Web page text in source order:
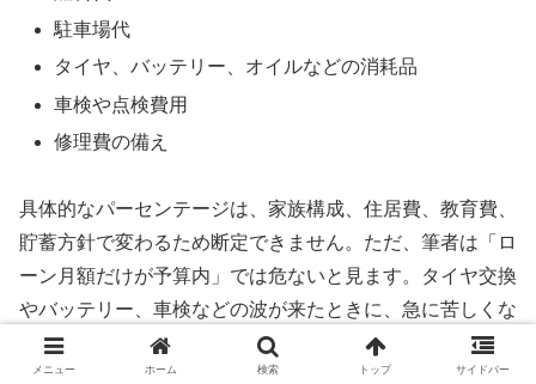
駐車場代
タイヤ、バッテリー、オイルなどの消耗品
車検や点検費用
修理費の備え
具体的なパーセンテージは、家族構成、住居費、教育費、
貯蓄方針で変わるため断定できません。ただ、筆者は「ロ
ーン月額だけが予算内」では危ないと見ます。タイヤ交換
やバッテリー、車検などの波が来たときに、急に苦しくな
ることがあるからです。
メニュー ホーム 検索 トップ サイドバー